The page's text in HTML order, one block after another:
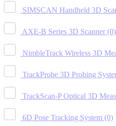
SIMSCAN Handheld 3D
AXE-B Series 3D Scanner (0)
NimbleTrack Wireless 3D
TrackProbe 3D Probing
TrackScan-P Optical 3D
6D Pose Tracking System (0)